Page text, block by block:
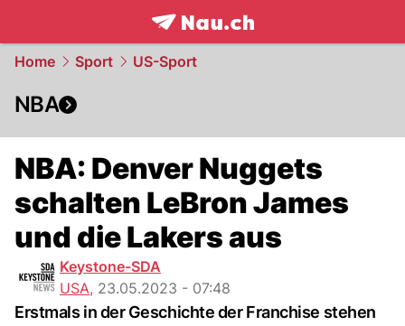
frontpage.NAU.ch
Home Sport US-Sport
NBA
NBA: Denver Nuggets
schalten LeBron James
und die Lakers aus
Keystone-SDA
USA, 23.05.2023 - 07:48
Erstmals in der Geschichte der Franchise stehen